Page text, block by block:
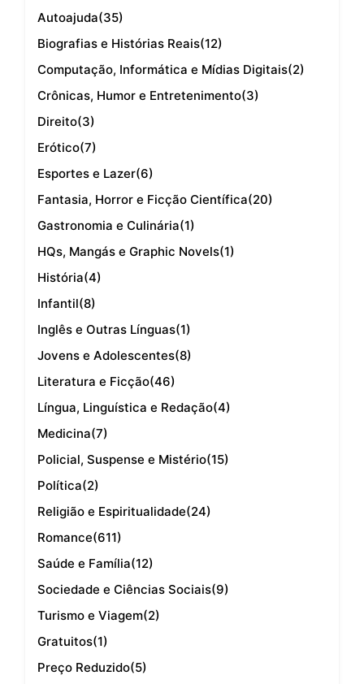
Autoajuda(35)
Biografias e Histórias Reais(12)
Computação, Informática e Mídias Digitais(2)
Crônicas, Humor e Entretenimento(3)
Direito(3)
Erótico(7)
Esportes e Lazer(6)
Fantasia, Horror e Ficção Científica(20)
Gastronomia e Culinária(1)
HQs, Mangás e Graphic Novels(1)
História(4)
Infantil(8)
Inglês e Outras Línguas(1)
Jovens e Adolescentes(8)
Literatura e Ficção(46)
Língua, Linguística e Redação(4)
Medicina(7)
Policial, Suspense e Mistério(15)
Política(2)
Religião e Espiritualidade(24)
Romance(611)
Saúde e Família(12)
Sociedade e Ciências Sociais(9)
Turismo e Viagem(2)
Gratuitos(1)
Preço Reduzido(5)